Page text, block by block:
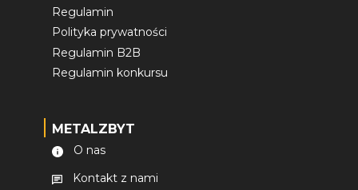
Regulamin
Polityka prywatności
Regulamin B2B
Regulamin konkursu
METALZBYT
O nas
Kontakt z nami